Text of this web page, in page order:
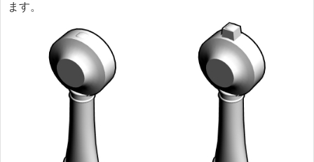
ます。